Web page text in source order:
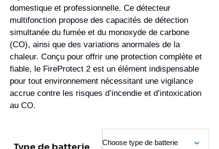
domestique et professionnelle. Ce détecteur
multifonction propose des capacités de détection
simultanée du fumée et du monoxyde de carbone
(CO), ainsi que des variations anormales de la
chaleur. Conçu pour offrir une protection complète et
fiable, le FireProtect 2 est un élément indispensable
pour tout environnement nécessitant une vigilance
accrue contre les risques d’incendie et d’intoxication
au CO.